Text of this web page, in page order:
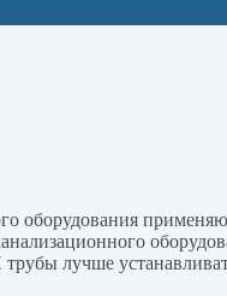
оборудования
лучше